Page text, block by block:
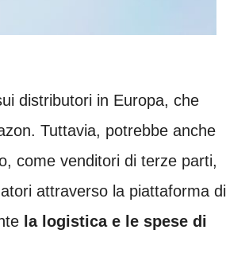
distributori in Europa, che
Tuttavia, potrebbe anche
come venditori di terze parti,
attraverso la piattaforma di
la logistica e le spese di